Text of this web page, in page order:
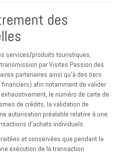
des
services/produits touristiques,
par Visites Passion des
partenaires ainsi qu’à des tiers
afin notamment de valider
le numéro de carte de
de crédits, la validation de
autorisation préalable relative à une
d’achats individuels.
et conservées que pendant la
exécution de la transaction